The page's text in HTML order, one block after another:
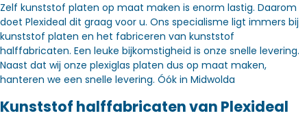
Zelf kunststof platen op maat maken is enorm lastig. Daarom
doet Plexideal dit graag voor u. Ons specialisme ligt immers bij
kunststof platen en het fabriceren van kunststof
halffabricaten. Een leuke bijkomstigheid is onze snelle levering.
Naast dat wij onze plexiglas platen dus op maat maken,
hanteren we een snelle levering. Óók in Midwolda
Kunststof halffabricaten van Plexideal